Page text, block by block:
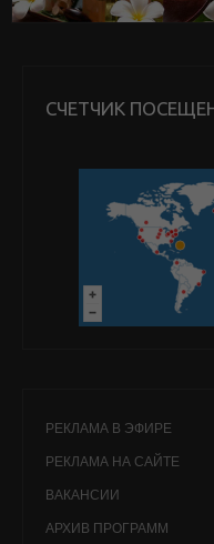
СЧЕТЧИК
РЕКЛАМА В ЭФИРЕ
РЕКЛАМА НА САЙТЕ
ВАКАНСИИ
АРХИВ ПРОГРАММ